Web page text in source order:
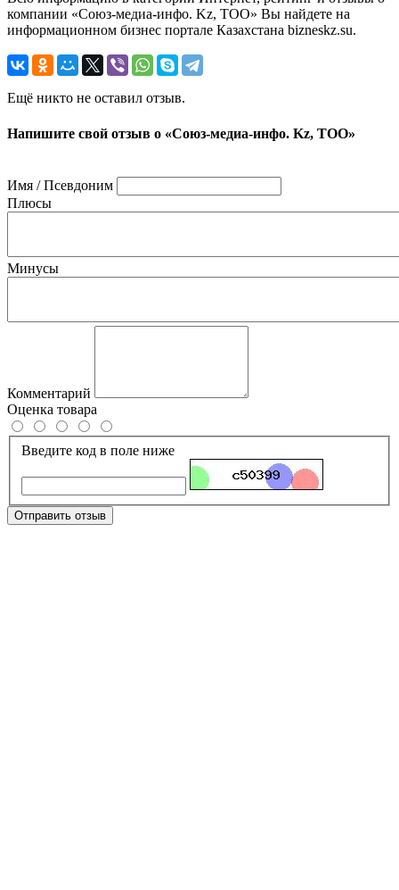
компании «Союз-медиа-инфо. Kz, ТОО» Вы найдете на
информационном бизнес портале Казахстана bizneskz.su.
Ещё никто не оставил отзыв.
Напишите свой отзыв о «Союз-медиа-инфо. Kz, ТОО»
Имя / Псевдоним
Плюсы
Минусы
Комментарий
Оценка товара
Введите код в поле ниже
Отправить отзыв